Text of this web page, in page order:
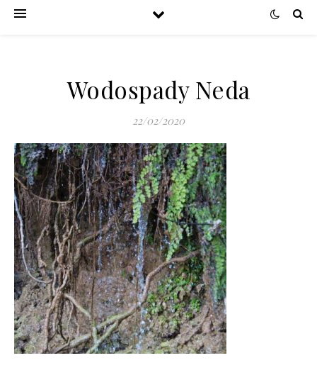
Wodospady Neda
22/02/2020